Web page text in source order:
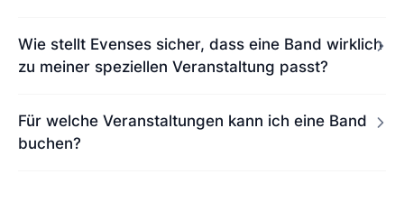
Wie stellt Evenses sicher, dass eine Band wirklich
zu meiner speziellen Veranstaltung passt?
Für welche Veranstaltungen kann ich eine Band
buchen?